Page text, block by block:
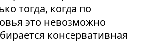
тогда, когда по
это невозможно
консервативная